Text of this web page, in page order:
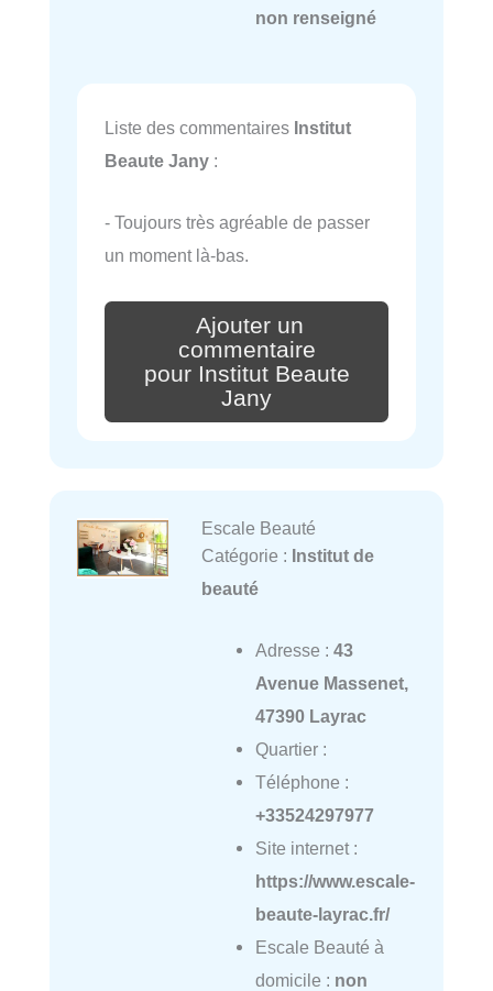
non renseigné
Liste des commentaires Institut
Beaute Jany :
- Toujours très agréable de passer
un moment là-bas.
Ajouter un
commentaire
pour Institut Beaute
Jany
Escale Beauté
Catégorie : Institut de
beauté
Adresse : 43
Avenue Massenet,
47390 Layrac
Quartier :
Téléphone :
+33524297977
Site internet :
https://www.escale-
beaute-layrac.fr/
Escale Beauté à
domicile : non